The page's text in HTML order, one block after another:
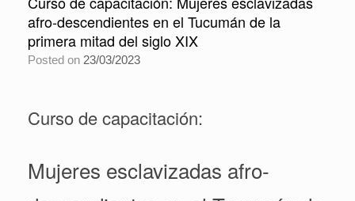
afro-descendientes en el Tucumán de la
primera mitad del siglo XIX
Posted on 23/03/2023
Curso de capacitación:
Mujeres esclavizadas afro-